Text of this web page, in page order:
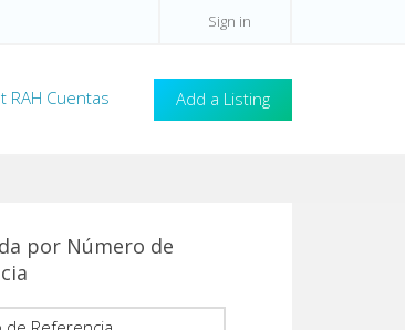
Sign in
Add a Listing
RAH Cuentas
por Número de